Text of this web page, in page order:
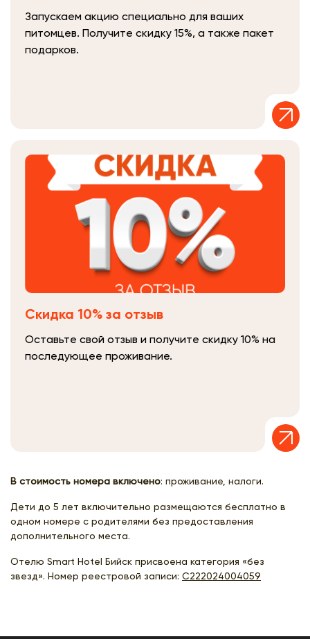
Запускаем акцию специально для ваших
питомцев. Получите скидку 15%, а также пакет
подарков.
Скидка 10% за отзыв
Оставьте свой отзыв и получите скидку 10% на
последующее проживание.
В стоимость номера включено: проживание, налоги.
Дети до 5 лет включительно размещаются бесплатно в
одном номере с родителями без предоставления
дополнительного места.
Отелю Smart Hotel Бийск присвоена категория «без
звезд». Номер реестровой записи: С222024004059